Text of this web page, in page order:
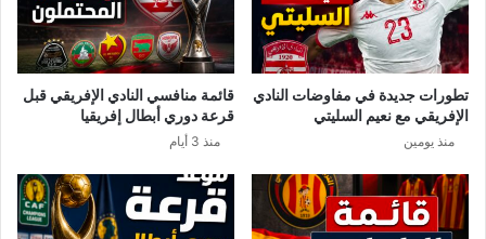
م
ن
ت
خ
ب
ا
ت
و
ن
ع
ب
ر
M
S
و
ز
تطورات جديدة في مفاوضات النادي
الإفريقي مع نعيم السليتي
منذ يومين
قائمة منافسي النادي الإفريقي قبل
قرعة دوري أبطال إفريقيا
منذ 3 أيام